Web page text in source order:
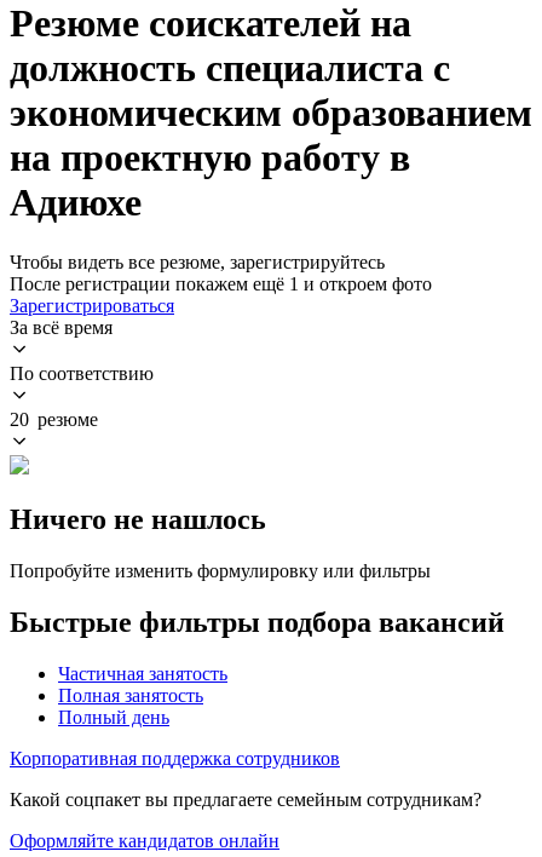
Резюме соискателей на
должность специалиста с
экономическим образованием
на проектную работу в
Адиюхе
Чтобы видеть все резюме, зарегистрируйтесь
После регистрации покажем ещё 1 и откроем фото
Зарегистрироваться
За всё время
По соответствию
20 резюме
Ничего не нашлось
Попробуйте изменить формулировку или фильтры
Быстрые фильтры подбора вакансий
Частичная занятость
Полная занятость
Полный день
Корпоративная поддержка сотрудников
Какой соцпакет вы предлагаете семейным сотрудникам?
Оформляйте кандидатов онлайн